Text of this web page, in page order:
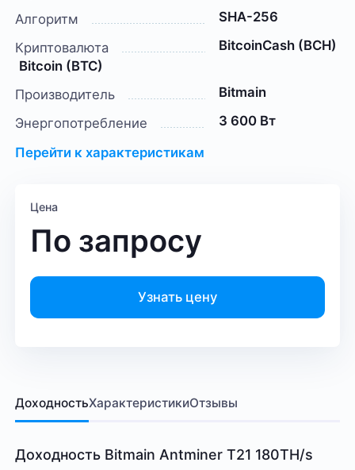
Алгоритм
SHA-256
Криптовалюта
BitcoinCash (BCH)
Bitcoin (BTC)
Производитель
Bitmain
Энергопотребление
3 600 Вт
Перейти к характеристикам
Цена
По запросу
Узнать цену
ДоходностьХарактеристикиОтзывы
Доходность Bitmain Antminer T21 180TH/s